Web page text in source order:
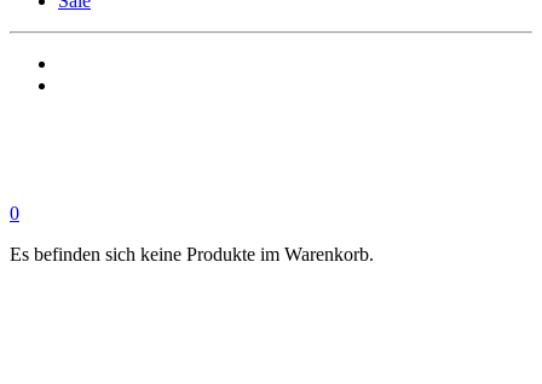
0
Es befinden sich keine Produkte im Warenkorb.